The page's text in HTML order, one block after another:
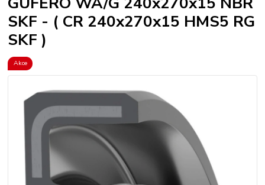
SKF - ( CR 240x270x15 HMS5 RG
SKF )
Akce